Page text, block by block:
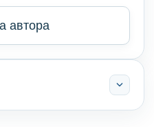
автора